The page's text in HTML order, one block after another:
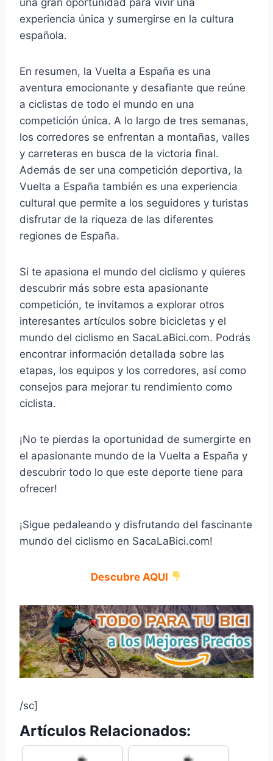
experiencia única y sumergirse en la cultura
española.
En resumen, la Vuelta a España es una
aventura emocionante y desafiante que reúne
a ciclistas de todo el mundo en una
competición única. A lo largo de tres semanas,
los corredores se enfrentan a montañas, valles
y carreteras en busca de la victoria final.
Además de ser una competición deportiva, la
Vuelta a España también es una experiencia
cultural que permite a los seguidores y turistas
disfrutar de la riqueza de las diferentes
regiones de España.
Si te apasiona el mundo del ciclismo y quieres
descubrir más sobre esta apasionante
competición, te invitamos a explorar otros
interesantes artículos sobre bicicletas y el
mundo del ciclismo en SacaLaBici.com. Podrás
encontrar información detallada sobre las
etapas, los equipos y los corredores, así como
consejos para mejorar tu rendimiento como
ciclista.
¡No te pierdas la oportunidad de sumergirte en
el apasionante mundo de la Vuelta a España y
descubrir todo lo que este deporte tiene para
ofrecer!
¡Sigue pedaleando y disfrutando del fascinante
mundo del ciclismo en SacaLaBici.com!
Descubre AQUI
/sc]
Artículos Relacionados: